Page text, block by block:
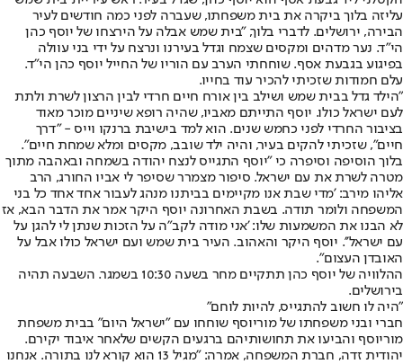
עליזה בלוך ביקרה את בית משפחתו, שעברה לפני כמה חודשים לעיר
הבירה, ירושלים. לדברי בלוך, "בית שמש אבלה על הירצחו של יוסף כהן
הי"ד. נער מדהים ומקסים שצמח וגדל בעירנו ונרצח על ידי בני עוולה
בפיגוע בגבעת אסף. שוחחתי הערב עם הוריו של החייל יוסף כהן הי"ד.
עלם חמודות שזכיתי להכיר עוד בחייו.
"הילד גדל בבית שמש ושילב בין אורח חיים חרדי לבין הרצון לשרת ולתת
לעם ישראל כולו. יוסף התייתם מאביו, שהיה רופא שיניים מוכר מאוד
בציבור החרדי לפני כחמש שנים. הוא למד בישיבת ברנקו וייס - "דרך
חיים", שזכיתי להקים בעיר, והיה ילד שובב, מקסים ומלא שמחת חיים".
בלוך הוסיפה וסיפרה כי "יוסף התגייס לנצח יהודה בשמחה ובאהבה מתוך
מטרה לשרת את עם ישראל. סיפור מצמרר שסיפר לי אביו החורג, הרב
אליהו מירב: 'מדי שבת אנו מקיימים בביתנו מנהג לעבור אחד אחד כל בני
המשפחה ולומר תודה. בשבת האחרונה יוסף היקר אמר את הדבר הבא, אז
לא הבנו את המשמעות שלו: 'אני מודה לקב"ה על הזכות שנתן לי להגן על
עם ישראל''. יוסף היקר והאהוב. העיר בית שמש ועם ישראל כולו אבל על
האובדן העצום".
ההלוויה של יוסף כהן תתקיים מחר בשעה 10:30 בשמגר. השבעה תהיה
בירושלים.
"היה לו חשוב להתגייס, להיות לוחם"
חברי ובני משפחתו של מוריוסף שוחחו עם "ישראל היום" בבית משפחת
מוריוסף והביעו את תחושותיהם ברגעים הקשים שלאחר איבוד יקירם.
יהודית זדה, חברת המשפחה, אמרה: "מגיל 13 הוא קורא לנו בתורה. אנחנו